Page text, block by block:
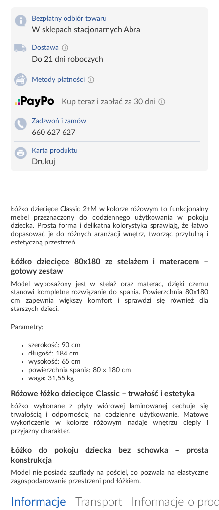
Bezpłatny odbiór towaru
W sklepach stacjonarnych Abra
Dostawa
Do 21 dni roboczych
Metody płatności
Kup teraz i zapłać za 30 dni
Zadzwoń i zamów
660 627 627
Karta produktu
Drukuj
Łóżko dziecięce Classic 2+M w kolorze różowym to funkcjonalny
mebel przeznaczony do codziennego użytkowania w pokoju
dziecka. Prosta forma i delikatna kolorystyka sprawiają, że łatwo
dopasować je do różnych aranżacji wnętrz, tworząc przytulną i
estetyczną przestrzeń.
Łóżko dziecięce 80x180 ze stelażem i materacem –
gotowy zestaw
Model wyposażony jest w stelaż oraz materac, dzięki czemu
stanowi kompletne rozwiązanie do spania. Powierzchnia 80x180
cm zapewnia większy komfort i sprawdzi się również dla
starszych dzieci.
Parametry:
szerokość: 90 cm
długość: 184 cm
wysokość: 65 cm
powierzchnia spania: 80 x 180 cm
waga: 31,55 kg
Różowe łóżko dziecięce Classic – trwałość i estetyka
Łóżko wykonane z płyty wiórowej laminowanej cechuje się
trwałością i odpornością na codzienne użytkowanie. Matowe
wykończenie w kolorze różowym nadaje wnętrzu ciepły i
przyjazny charakter.
Łóżko do pokoju dziecka bez schowka – prosta
konstrukcja
Model nie posiada szuflady na pościel, co pozwala na elastyczne
zagospodarowanie przestrzeni pod łóżkiem.
Informacje Transport Informacje o